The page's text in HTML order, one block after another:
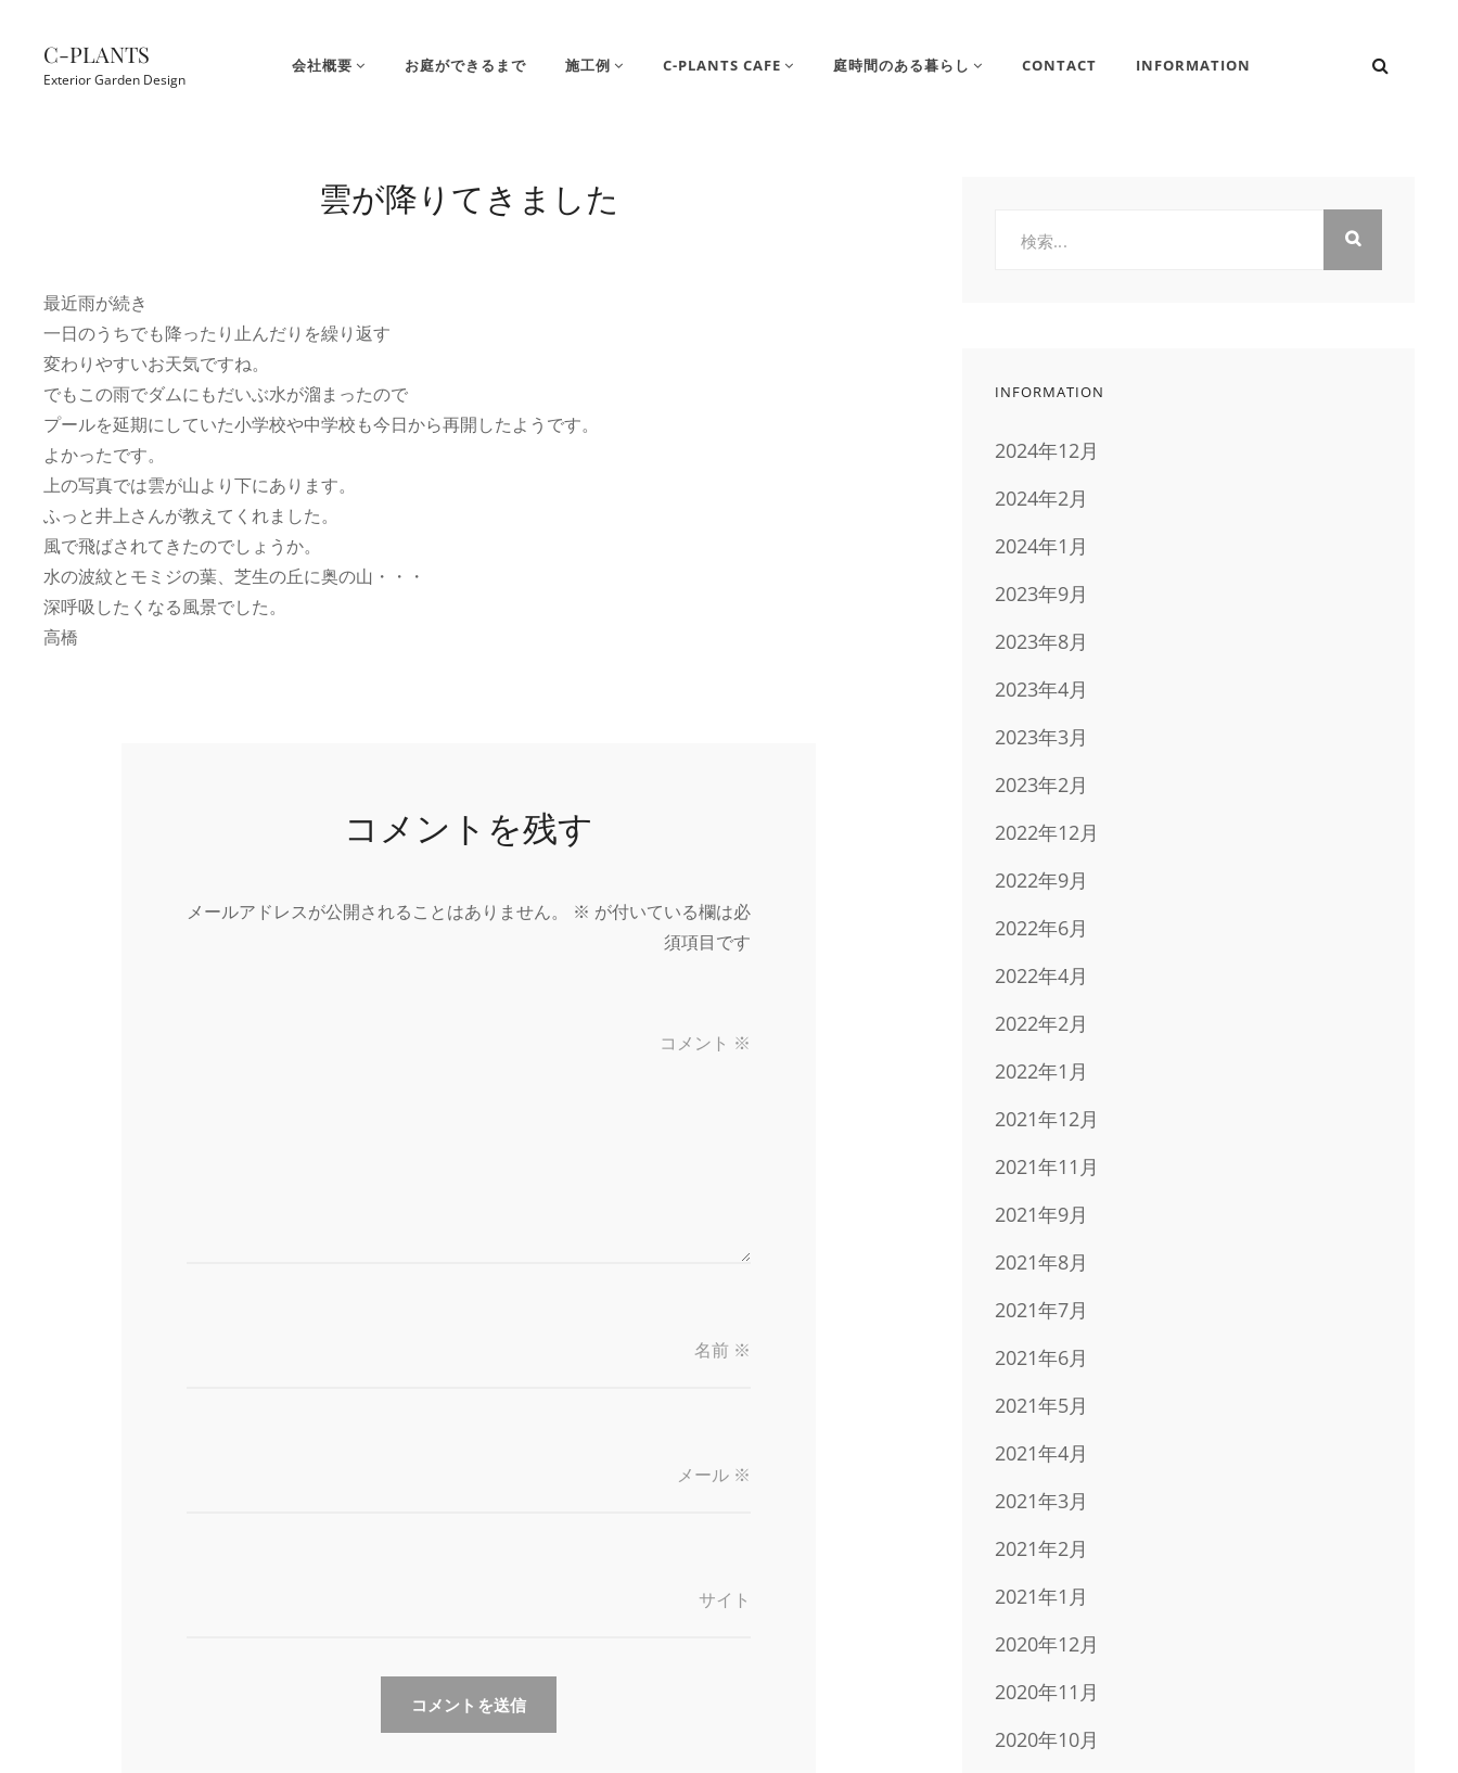
C-PLANTS
Exterior Garden Design
会社概要 お庭ができるまで 施工例 C-PLANTS CAFE 庭時間のある暮らし CONTACT INFORMATION
雲が降りてきました
最近雨が続き
一日のうちでも降ったり止んだりを繰り返す
変わりやすいお天気ですね。
でもこの雨でダムにもだいぶ水が溜まったので
プールを延期にしていた小学校や中学校も今日から再開したようです。
よかったです。
上の写真では雲が山より下にあります。
ふっと井上さんが教えてくれました。
風で飛ばされてきたのでしょうか。
水の波紋とモミジの葉、芝生の丘に奥の山・・・
深呼吸したくなる風景でした。
高橋
コメントを残す
メールアドレスが公開されることはありません。 ※ が付いている欄は必
須項目です
コメント ※
名前 ※
メール ※
サイト
INFORMATION
2024年12月
2024年2月
2024年1月
2023年9月
2023年8月
2023年4月
2023年3月
2023年2月
2022年12月
2022年9月
2022年6月
2022年4月
2022年2月
2022年1月
2021年12月
2021年11月
2021年9月
2021年8月
2021年7月
2021年6月
2021年5月
2021年4月
2021年3月
2021年2月
2021年1月
2020年12月
2020年11月
2020年10月